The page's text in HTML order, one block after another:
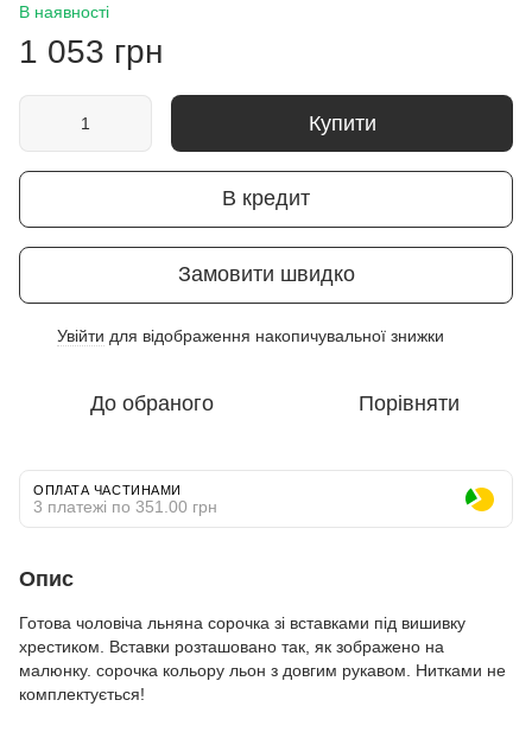
В наявності
1 053 грн
Купити
В кредит
Замовити швидко
Увійти для відображення накопичувальної знижки
До обраного Порівняти
ОПЛАТА ЧАСТИНАМИ
3 платежі по 351.00 грн
Опис
Готова чоловіча льняна сорочка зі вставками під вишивку
хрестиком. Вставки розташовано так, як зображено на
малюнку. сорочка кольору льон з довгим рукавом. Нитками не
комплектується!